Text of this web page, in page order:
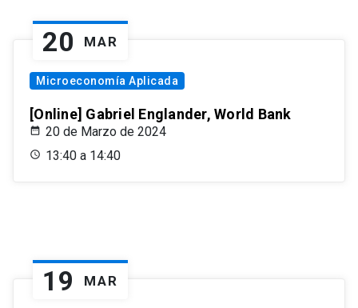
20 MAR
Microeconomía Aplicada
[Online] Gabriel Englander, World Bank
20 de Marzo de 2024
13:40 a 14:40
19 MAR